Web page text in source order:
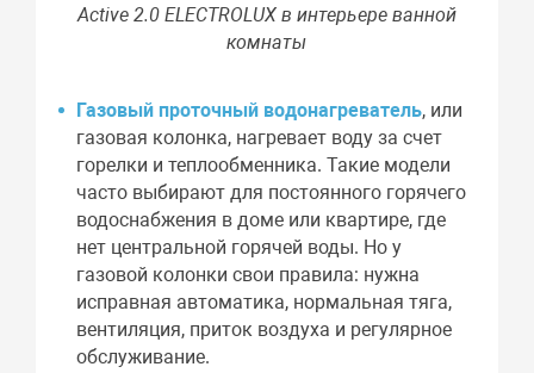
Active 2.0 ELECTROLUX в интерьере ванной
комнаты
Газовый проточный водонагреватель, или
газовая колонка, нагревает воду за счет
горелки и теплообменника. Такие модели
часто выбирают для постоянного горячего
водоснабжения в доме или квартире, где
нет центральной горячей воды. Но у
газовой колонки свои правила: нужна
исправная автоматика, нормальная тяга,
вентиляция, приток воздуха и регулярное
обслуживание.